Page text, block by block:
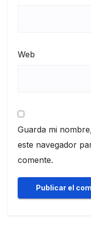
Web
Guarda mi
este navegador
comente.